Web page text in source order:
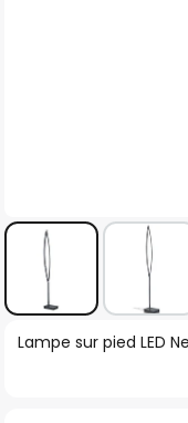
Skip
Lampe sur pied LED